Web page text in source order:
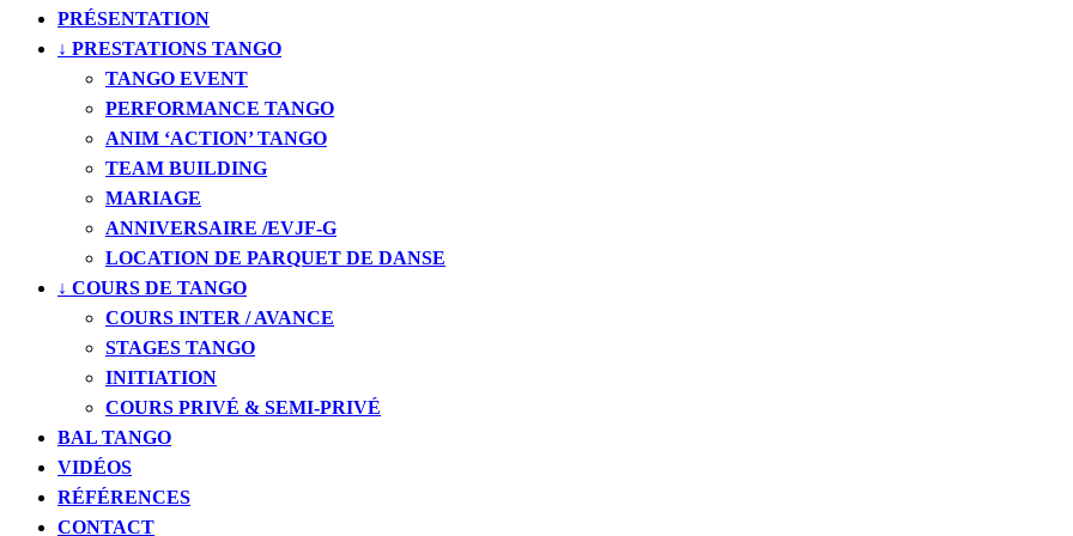
PRÉSENTATION
↓ PRESTATIONS TANGO
TANGO EVENT
PERFORMANCE TANGO
ANIM ‘ACTION’ TANGO
TEAM BUILDING
MARIAGE
ANNIVERSAIRE /EVJF-G
LOCATION DE PARQUET DE DANSE
↓ COURS DE TANGO
COURS INTER / AVANCE
STAGES TANGO
INITIATION
COURS PRIVÉ & SEMI-PRIVÉ
BAL TANGO
VIDÉOS
RÉFÉRENCES
CONTACT